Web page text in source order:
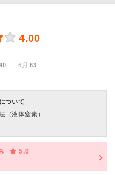
4.00
| 6月:63
ついて
（液体窒素）
5.0